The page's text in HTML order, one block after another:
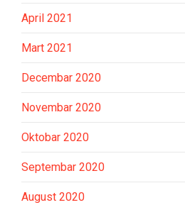
April 2021
Mart 2021
Decembar 2020
Novembar 2020
Oktobar 2020
Septembar 2020
August 2020